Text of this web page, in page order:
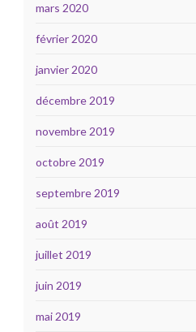
mars 2020
février 2020
janvier 2020
décembre 2019
novembre 2019
octobre 2019
septembre 2019
août 2019
juillet 2019
juin 2019
mai 2019